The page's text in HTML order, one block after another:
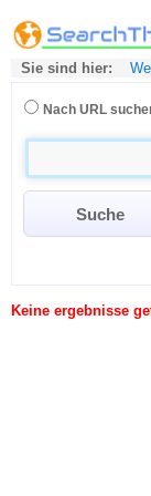
Sie sind hier:
Nach URL
Keine ergebnisse